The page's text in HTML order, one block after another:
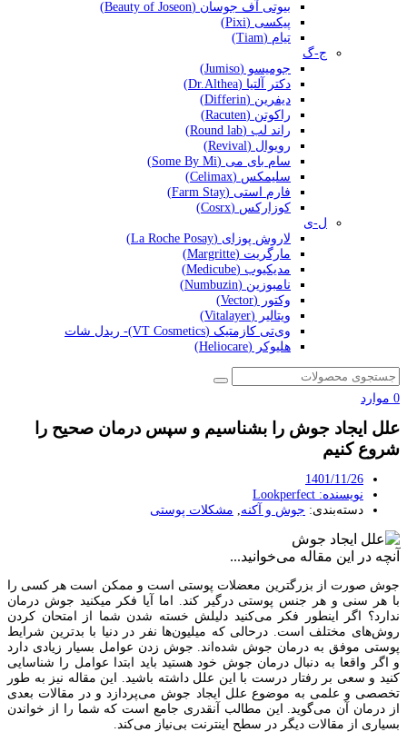
بیوتی آف جوسان (Beauty of Joseon)
پیکسی (Pixi)
تیام (Tiam)
ج-گ
جومیسو (Jumiso)
دکتر آلتیا (Dr.Althea)
دیفرین (Differin)
راکوتن (Racuten)
راند لب (Round lab)
رویوال (Revival)
سام بای می (Some By Mi)
سلیمکس (Celimax)
فارم استی (Farm Stay)
کوزارکس (Cosrx)
ل-ی
لاروش پوزای (La Roche Posay)
مارگریت (Margritte)
مدیکیوب (Medicube)
نامبوزین (Numbuzin)
وکتور (Vector)
ویتالیر (Vitalayer)
وی‌تی کازمتیک (VT Cosmetics)- ریدل شات
هلیوکر (Heliocare)
0 موارد
علل ایجاد جوش را بشناسیم و سپس درمان صحیح را
شروع کنیم
1401/11/26
نویسنده:
دسته‌بندی: جوش و آکنه مشکلات پوستی
آنچه در این مقاله می‌خوانید...
جوش صورت از بزرگترین معضلات پوستی است و ممکن است هر کسی را
با هر سنی و هر جنس پوستی درگیر کند. اما آیا فکر میکنید جوش درمان
ندارد؟ اگر اینطور فکر می‌کنید دلیلش خسته شدن شما از امتحان کردن
روش‌های مختلف است. درحالی که میلیون‌ها نفر در دنیا با بدترین شرایط
پوستی موفق به درمان جوش شده‌اند. جوش زدن عوامل بسیار زیادی دارد
و اگر واقعا به دنبال درمان جوش خود هستید باید ابتدا عوامل را شناسایی
کنید و سعی بر رفتار درست با این علل داشته باشید. این مقاله نیز به طور
تخصصی و علمی به موضوع علل ایجاد جوش می‌پردازد و در مقالات بعدی
از درمان آن می‌گوید. این مطالب آنقدری جامع است که شما را از خواندن
بسیاری از مقالات دیگر در سطح اینترنت بی‌نیاز می‌کند.